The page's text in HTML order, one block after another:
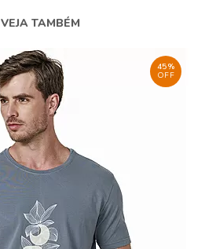
VEJA TAMBÉM
45%
OFF